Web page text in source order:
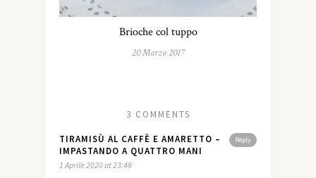
Brioche col tuppo
20 Marzo 2017
3 COMMENTS
Reply
TIRAMISÙ AL CAFFÈ E AMARETTO –
IMPASTANDO A QUATTRO MANI
1 Aprile 2020 at 23:49